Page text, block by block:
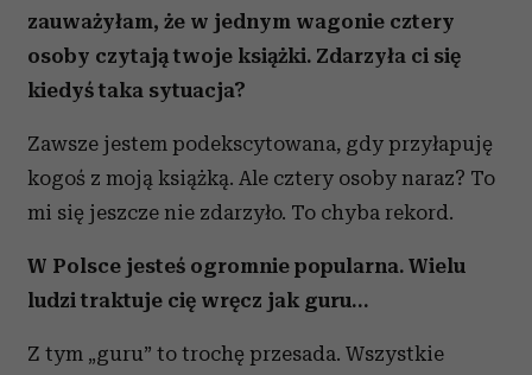
zauważyłam, że w jednym wagonie cztery
osoby czytają twoje książki. Zdarzyła ci się
kiedyś taka sytuacja?
Zawsze jestem podekscytowana, gdy przyłapuję
kogoś z moją książką. Ale cztery osoby naraz? To
mi się jeszcze nie zdarzyło. To chyba rekord.
W Polsce jesteś ogromnie popularna. Wielu
ludzi traktuje cię wręcz jak guru…
Z tym „guru” to trochę przesada. Wszystkie